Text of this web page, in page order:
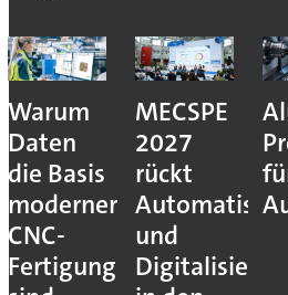
Warum
Daten
die Basis
moderner
CNC-
Fertigung
MECSPE
2027
rückt
und
Digitalisierung